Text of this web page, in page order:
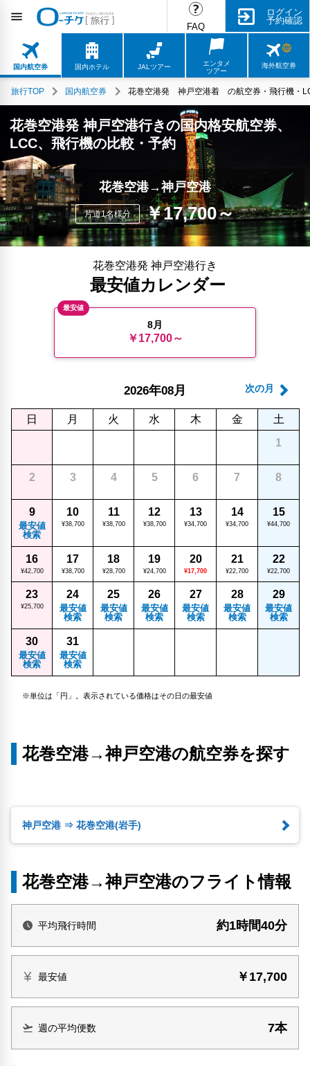
FAQ
ログイン
予約確認
国内航空券 国内ホテル JALツアー
エンタメ
ツアー
海外航空券
旅行TOP 国内航空券 花巻空港発 神戸空港着 の航空券・飛行機・
花巻空港発 神戸空港行きの国内格安航空券、
LCC、飛行機の比較・予約
花巻空港→神戸空港
片道1名様分 ￥17,700～
花巻空港発 神戸空港行き
最安値カレンダー
最安値
8月
￥17,700～
次の月
2026年08月
日 月 火 水 木 金
土
1
2 3 4 5 6 7 8
9
最安値
検索
10
¥38,700
11
¥38,700
12
¥38,700
13
¥34,700
14
¥34,700
15
¥44,700
16
¥42,700
17
¥38,700
18
¥28,700
19
¥24,700
20
¥17,700
21
¥22,700
22
¥22,700
23
¥25,700
24
最安値
検索
25
最安値
検索
26
最安値
検索
27
最安値
検索
28
最安値
検索
29
最安値
検索
30
最安値
検索
31
最安値
検索
※単位は「円」。表示されている価格はその日の最安値
花巻空港→神戸空港の航空券を探す
神戸空港 ⇒ 花巻空港(岩手)
花巻空港→神戸空港のフライト情報
平均飛行時間 約1時間40分
最安値 ￥17,700
週の平均便数 7本